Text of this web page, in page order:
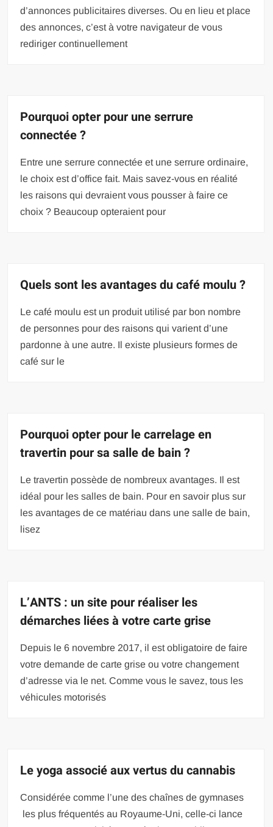
d’annonces publicitaires diverses. Ou en lieu et place
des annonces, c’est à votre navigateur de vous
rediriger continuellement
Pourquoi opter pour une serrure
connectée ?
Entre une serrure connectée et une serrure ordinaire,
le choix est d’office fait. Mais savez-vous en réalité
les raisons qui devraient vous pousser à faire ce
choix ? Beaucoup opteraient pour
Quels sont les avantages du café moulu ?
Le café moulu est un produit utilisé par bon nombre
de personnes pour des raisons qui varient d’une
pardonne à une autre. Il existe plusieurs formes de
café sur le
Pourquoi opter pour le carrelage en
travertin pour sa salle de bain ?
Le travertin possède de nombreux avantages. Il est
idéal pour les salles de bain. Pour en savoir plus sur
les avantages de ce matériau dans une salle de bain,
lisez
L’ANTS : un site pour réaliser les
démarches liées à votre carte grise
Depuis le 6 novembre 2017, il est obligatoire de faire
votre demande de carte grise ou votre changement
d’adresse via le net. Comme vous le savez, tous les
véhicules motorisés
Le yoga associé aux vertus du cannabis
Considérée comme l’une des chaînes de gymnases
les plus fréquentés au Royaume-Uni, celle-ci lance